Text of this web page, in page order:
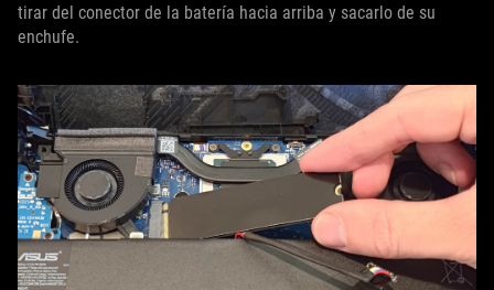
tirar del conector de la batería hacia arriba y sacarlo de su
enchufe.